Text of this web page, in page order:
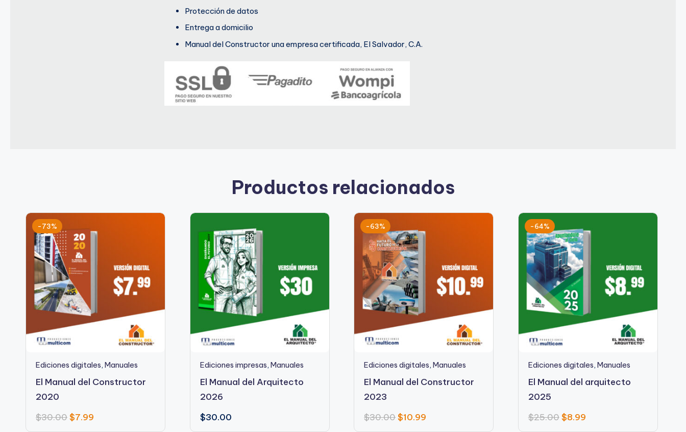
Protección de datos
Entrega a domicilio
Manual del Constructor una empresa certificada, El Salvador, C.A.
Productos relacionados
-73%
Ediciones digitales, Manuales
El Manual del Constructor
2020
$30.00$7.99
Ediciones impresas, Manuales
El Manual del Arquitecto
2026
$30.00
-63%
Ediciones digitales,Manuales
El Manual del Constructor
2023
$30.00$10.99
-64%
Ediciones digitales, Manuales
El Manual del arquitecto
2025
$25.00$8.99